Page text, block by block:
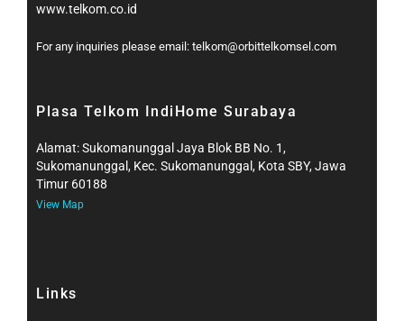
www.telkom.co.id
For any inquiries please email: telkom@orbittelkomsel.com
Plasa Telkom IndiHome Surabaya
Alamat: Sukomanunggal Jaya Blok BB No. 1,
Sukomanunggal, Kec. Sukomanunggal, Kota SBY, Jawa
Timur 60188
View Map
Links